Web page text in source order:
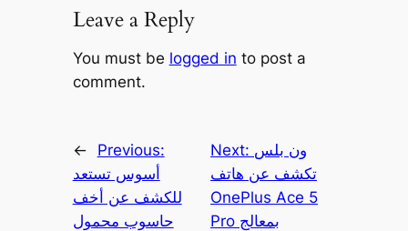
Leave a Reply
You must be logged in to post a
comment.
←
Previous:
أسوس تستعد
للكشف عن أخف
حاسوب محمول
Next: ون بلس
تكشف عن هاتف
OnePlus Ace 5
Pro بمعالج